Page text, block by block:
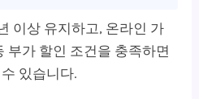
이상 유지하고, 온라인 가
부가 할인 조건을 충족하면
있습니다.